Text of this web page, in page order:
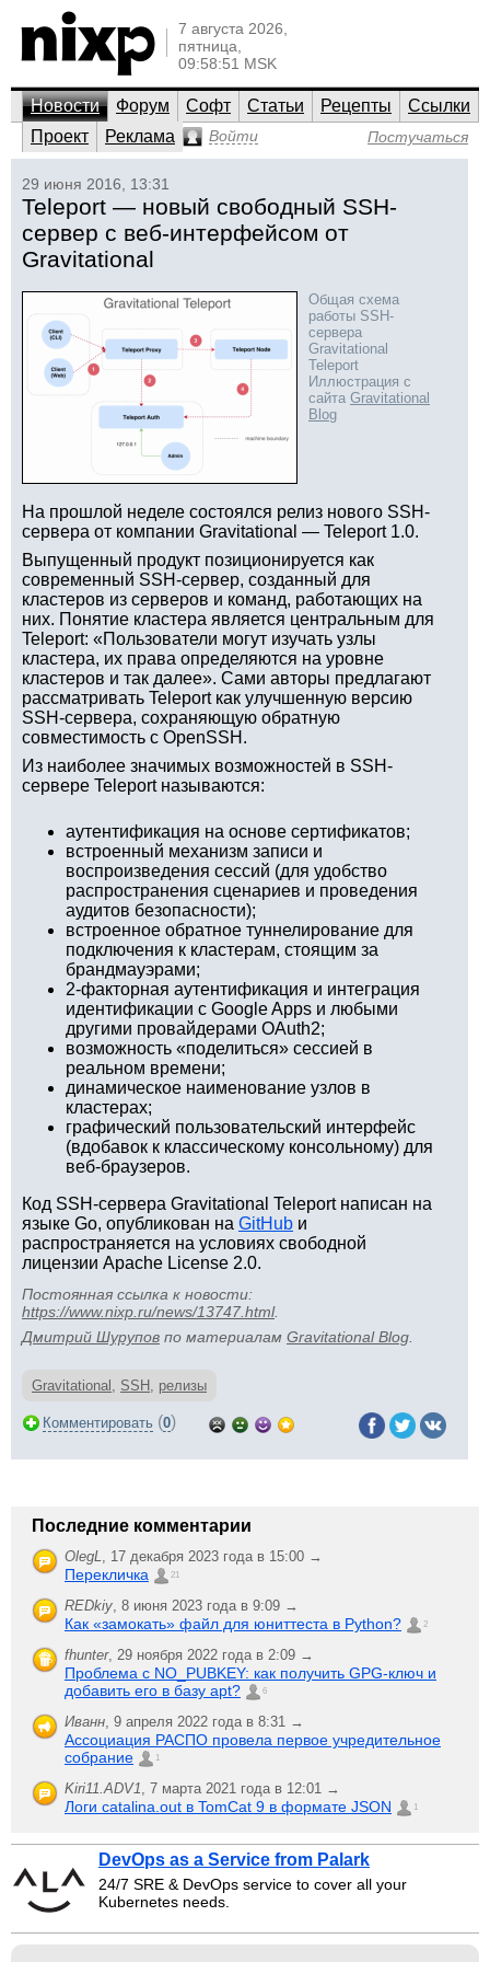
7 августа 2026,
пятница,
09:58:51 MSK
Новости Форум Софт Статьи Рецепты
Ссылки
Проект
Реклама Войти Постучаться
29 июня 2016, 13:31
Teleport — новый свободный SSH-
сервер с веб-интерфейсом от
Gravitational
Общая схема
работы SSH-
сервера
Gravitational
Teleport
Иллюстрация с
сайта Gravitational
Blog
На прошлой неделе состоялся релиз нового SSH-
сервера от компании Gravitational — Teleport 1.0.
Выпущенный продукт позиционируется как
современный SSH-сервер, созданный для
кластеров из серверов и команд, работающих на
них. Понятие кластера является центральным для
Teleport: «Пользователи могут изучать узлы
кластера, их права определяются на уровне
кластеров и так далее». Сами авторы предлагают
рассматривать Teleport как улучшенную версию
SSH-сервера, сохраняющую обратную
совместимость с OpenSSH.
Из наиболее значимых возможностей в SSH-
сервере Teleport называются:
аутентификация на основе сертификатов;
встроенный механизм записи и
воспроизведения сессий (для удобство
распространения сценариев и проведения
аудитов безопасности);
встроенное обратное туннелирование для
подключения к кластерам, стоящим за
брандмауэрами;
2-факторная аутентификация и интеграция
идентификации с Google Apps и любыми
другими провайдерами OAuth2;
возможность «поделиться» сессией в
реальном времени;
динамическое наименование узлов в
кластерах;
графический пользовательский интерфейс
(вдобавок к классическому консольному) для
веб-браузеров.
Код SSH-сервера Gravitational Teleport написан на
языке Go, опубликован на GitHub и
распространяется на условиях свободной
лицензии Apache License 2.0.
Постоянная ссылка к новости:
https://www.nixp.ru/news/13747.html.
Дмитрий Шурупов по материалам Gravitational Blog
Gravitational , SSH , релизы
Комментировать (0)
Последние комментарии
OlegL, 17 декабря 2023 года в 15:00 →
Перекличка 21
REDkiy, 8 июня 2023 года в 9:09 →
Как «замокать» файл для юниттеста в Python? 2
fhunter, 29 ноября 2022 года в 2:09 →
Проблема с NO_PUBKEY: как получить GPG-ключ и
добавить его в базу apt?
6
Иванн, 9 апреля 2022 года в 8:31 →
Ассоциация РАСПО провела первое учредительное
собрание
1
Kiri11.ADV1, 7 марта 2021 года в 12:01 →
Логи catalina.out в TomCat 9 в формате JSON 1
DevOps as a Service from Palark
24/7 SRE & DevOps service to cover all your
Kubernetes needs.